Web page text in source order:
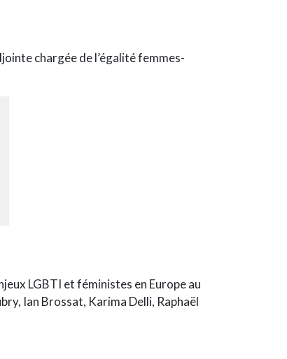
chargée de l’égalité femmes-
LGBTI et féministes en Europe au
Ian Brossat, Karima Delli, Raphaël